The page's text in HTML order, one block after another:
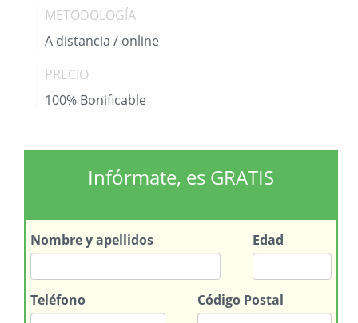
METODOLOGÍA
A distancia / online
PRECIO
100% Bonificable
Infórmate, es GRATIS
Nombrey apellidos Edad
Teléfono Código Postal